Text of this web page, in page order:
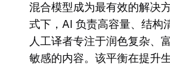
混合模型成为最有效的解决
式下，AI 负责高容量、结构
人工译者专注于润色复杂、
敏感的内容。该平衡在提升